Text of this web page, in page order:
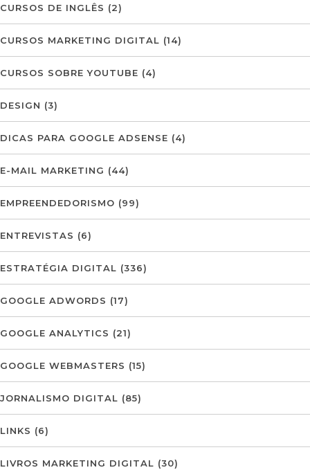
CURSOS DE INGLÊS (2)
CURSOS MARKETING DIGITAL (14)
CURSOS SOBRE YOUTUBE (4)
DESIGN (3)
DICAS PARA GOOGLE ADSENSE (4)
E-MAIL MARKETING (44)
EMPREENDEDORISMO (99)
ENTREVISTAS (6)
ESTRATÉGIA DIGITAL (336)
GOOGLE ADWORDS (17)
GOOGLE ANALYTICS (21)
GOOGLE WEBMASTERS (15)
JORNALISMO DIGITAL (85)
LINKS (6)
LIVROS MARKETING DIGITAL (30)